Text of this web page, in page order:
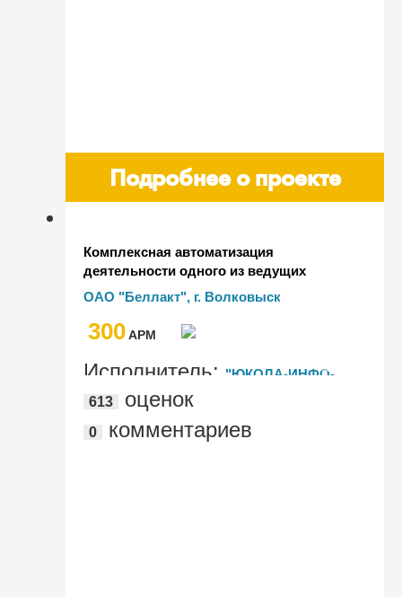
Подробнее о проекте
Комплексная автоматизация
деятельности одного из ведущих
производителей молочной продукции
Республики Беларусь
ОАО "Беллакт", г. Волковыск
300AРМ
Исполнитель: "ЮКОЛА-ИНФО-
Брест"
613 оценок
0 комментариев